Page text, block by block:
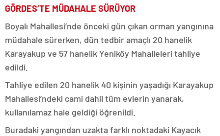
GÖRDES’TE MÜDAHALE SÜRÜYOR
Boyalı Mahallesi’nde önceki gün çıkan orman yangınına
müdahale sürerken, dün tedbir amaçlı 20 hanelik
Karayakup ve 57 hanelik Yeniköy Mahalleleri tahliye
edildi.
Tahliye edilen 20 hanelik 40 kişinin yaşadığı Karayakup
Mahallesi’ndeki cami dahil tüm evlerin yanarak,
kullanılamaz hale geldiği öğrenildi.
Buradaki yangından uzakta farklı noktadaki Kayacık